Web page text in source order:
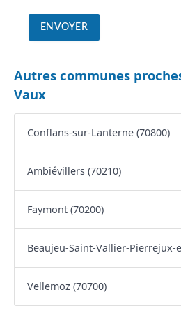
Autres communes
Vaux
Conflans-sur-Lanterne (70800)
Ambiévillers (70210)
Faymont (70200)
Beaujeu-Saint-Vallier-Pierrejux-
Vellemoz (70700)